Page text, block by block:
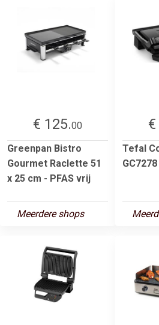
€ 125.00
Greenpan Bistro
Gourmet Raclette 51
x 25 cm - PFAS vrij
Meerdere shops
Tefal